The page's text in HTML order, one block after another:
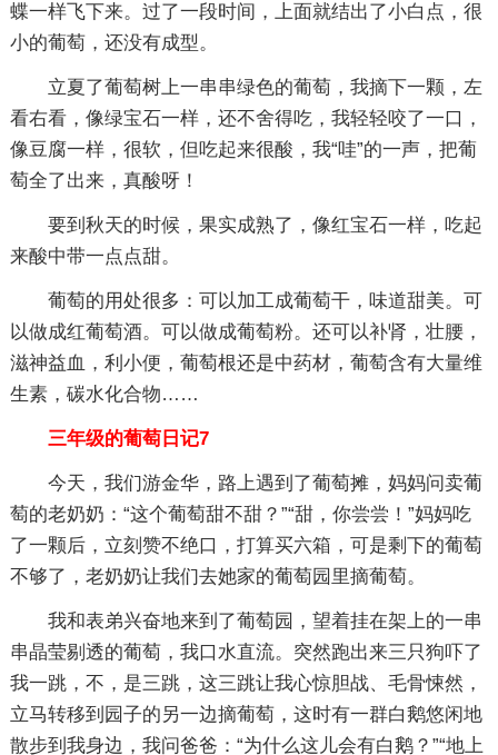
蝶一样飞下来。过了一段时间，上面就结出了小白点，很
小的葡萄，还没有成型。
立夏了葡萄树上一串串绿色的葡萄，我摘下一颗，左
看右看，像绿宝石一样，还不舍得吃，我轻轻咬了一口，
像豆腐一样，很软，但吃起来很酸，我“哇”的一声，把葡
萄全了出来，真酸呀！
要到秋天的时候，果实成熟了，像红宝石一样，吃起
来酸中带一点点甜。
葡萄的用处很多：可以加工成葡萄干，味道甜美。可
以做成红葡萄酒。可以做成葡萄粉。还可以补肾，壮腰，
滋神益血，利小便，葡萄根还是中药材，葡萄含有大量维
生素，碳水化合物……
三年级的葡萄日记7
今天，我们游金华，路上遇到了葡萄摊，妈妈问卖葡
萄的老奶奶：“这个葡萄甜不甜？”“甜，你尝尝！”妈妈吃
了一颗后，立刻赞不绝口，打算买六箱，可是剩下的葡萄
不够了，老奶奶让我们去她家的葡萄园里摘葡萄。
我和表弟兴奋地来到了葡萄园，望着挂在架上的一串
串晶莹剔透的葡萄，我口水直流。突然跑出来三只狗吓了
我一跳，不，是三跳，这三跳让我心惊胆战、毛骨悚然，
立马转移到园子的另一边摘葡萄，这时有一群白鹅悠闲地
散步到我身边，我问爸爸：“为什么这儿会有白鹅？”“地上